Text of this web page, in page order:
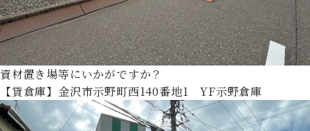
資材置き場等にいかがですか？
【貸倉庫】金沢市示野町西140番地1 YF示野倉庫